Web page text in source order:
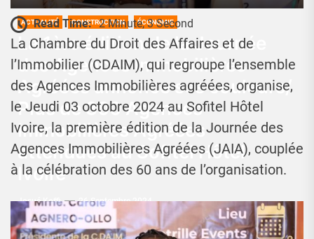
ACTUALITÉ CONSTRUCTION ÉCONOMIE
La 1ère édition de la Journée
des Agences Immobilières
Agréées annonce ses couleurs/
Plus de 300 Agences
Immobilières Agréées
attendues au Sofitel Hôtel
Ivoire
Josué Koffi 26 Septembre 2024
Read Time: 2 Minute, 3 Second
La Chambre du Droit des Affaires et de
l’Immobilier (CDAIM), qui regroupe l’ensemble
des Agences Immobilières agréées, organise,
le Jeudi 03 octobre 2024 au Sofitel Hôtel
Ivoire, la première édition de la Journée des
Agences Immobilières Agréées (JAIA), couplée
à la célébration des 60 ans de l’organisation.